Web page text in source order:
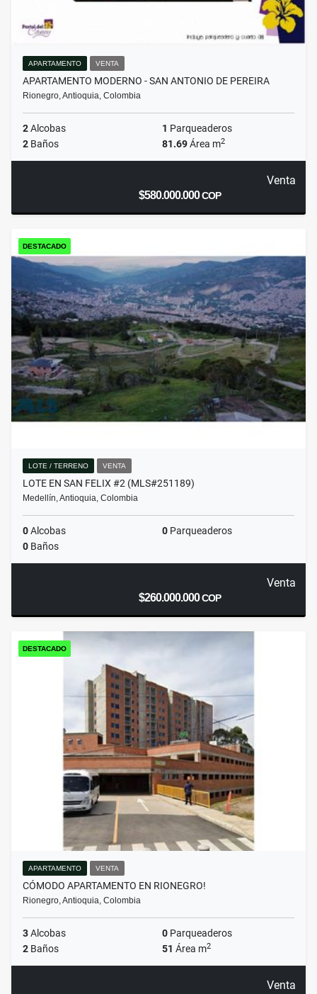
APARTAMENTO VENTA
APARTAMENTO MODERNO - SAN ANTONIO DE PEREIRA
Rionegro, Antioquia, Colombia
2Alcobas 1 Parqueaderos
2 Baños 81.69Área m2
Venta
$580.000.000COP
DESTACADO
LOTE / TERRENO VENTA
LOTE EN SAN FELIX #2 (MLS#251189)
Medellín, Antioquia, Colombia
0Alcobas 0 Parqueaderos
0 Baños
Venta
$260.000.000COP
DESTACADO
APARTAMENTO VENTA
CÓMODO APARTAMENTO EN RIONEGRO!
Rionegro, Antioquia, Colombia
3Alcobas 0 Parqueaderos
2 Baños 51 Área m2
Venta